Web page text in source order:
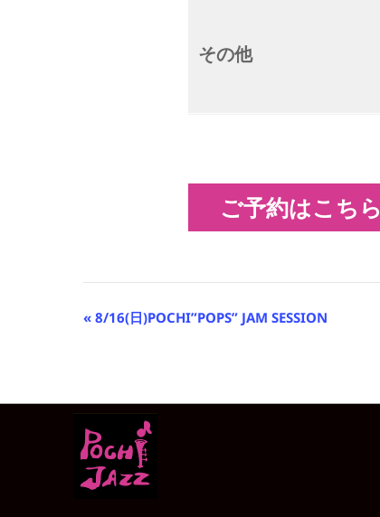
その他
ご予約はこちら
イ
ナ
ゲ
ー
シ
ョ
« 8/16(日)POCHI”POPS” JAM SESSION